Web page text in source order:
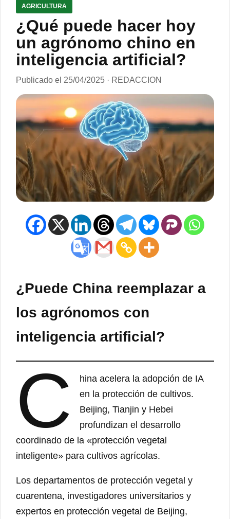
AGRICULTURA
¿Qué puede hacer hoy
un agrónomo chino en
inteligencia artificial?
Publicado el 25/04/2025 · REDACCION
¿Puede China reemplazar a
los agrónomos con
inteligencia artificial?
C
hina acelera la adopción de IA
en la protección de cultivos.
Beijing, Tianjin y Hebei
profundizan el desarrollo
coordinado de la «protección vegetal
inteligente» para cultivos agrícolas.
Los departamentos de protección vegetal y
cuarentena, investigadores universitarios y
expertos en protección vegetal de Beijing,